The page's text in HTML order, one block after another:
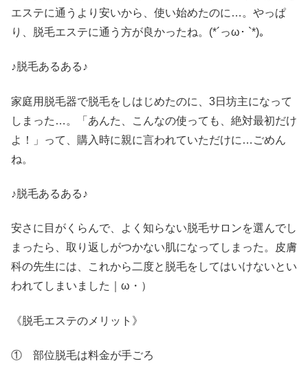
エステに通うより安いから、使い始めたのに…。やっぱ
り、脱毛エステに通う方が良かったね。(*´っω･ `*)。
♪脱毛あるある♪
家庭用脱毛器で脱毛をしはじめたのに、3日坊主になって
しまった…。「あんた、こんなの使っても、絶対最初だけ
よ！」って、購入時に親に言われていただけに…ごめん
ね。
♪脱毛あるある♪
安さに目がくらんで、よく知らない脱毛サロンを選んでし
まったら、取り返しがつかない肌になってしまった。皮膚
科の先生には、これから二度と脱毛をしてはいけないとい
われてしまいました｜ω・）
《脱毛エステのメリット》
① 部位脱毛は料金が手ごろ